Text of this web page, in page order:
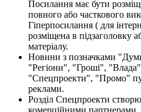
Посилання має бути
повного або часткового
Гіперпосилання ( для
розміщена в підзаголовку
матеріалу.
Новини з позначками
"Регіони", "Гроші",
"Спецпроекти", "Промо"
реклами.
Розділ Спецпроекти